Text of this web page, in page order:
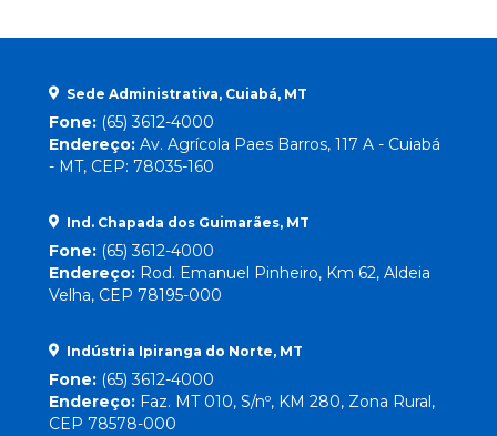
Sede Administrativa, Cuiabá, MT
Fone: (65) 3612-4000
Endereço: Av. Agrícola Paes Barros, 117 A - Cuiabá
- MT, CEP: 78035-160
Ind. Chapada dos Guimarães, MT
Fone: (65) 3612-4000
Endereço: Rod. Emanuel Pinheiro, Km 62, Aldeia
Velha, CEP 78195-000
Indústria Ipiranga do Norte, MT
Fone: (65) 3612-4000
Endereço: Faz. MT 010, S/nº, KM 280, Zona Rural,
CEP 78578-000